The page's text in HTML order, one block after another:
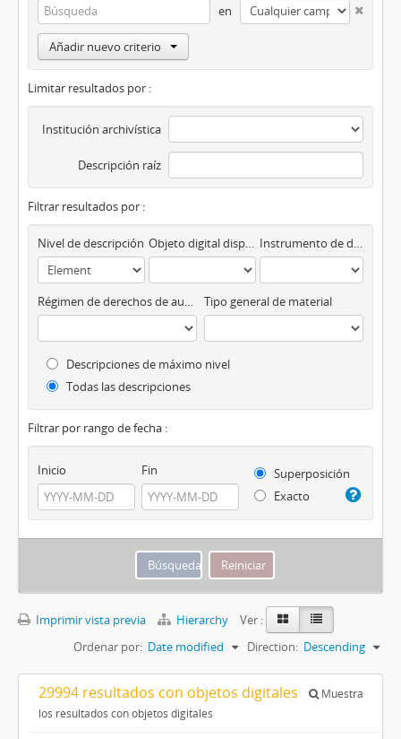
en
Añadir nuevo criterio
Limitar resultados por :
Institución archivística
Descripción raíz
Filtrar resultados por :
Nivel de descripción Objeto digital disponibles Instrumento de descripción
Régimen de derechos de autor Tipo general de material
Descripciones de máximo nivel
Todas las descripciones
Filtrar por rango de fecha :
Inicio Fin
Superposición
Exacto
Imprimir vista previa Hierarchy
Ver :
Ordenar por: Date modified Direction: Descending
29994 resultados con objetos digitales
Muestra
los resultados con objetos digitales